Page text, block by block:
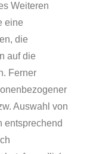
Weiteren
eine
die
auf die
Ferner
Auswahl von
entsprechend